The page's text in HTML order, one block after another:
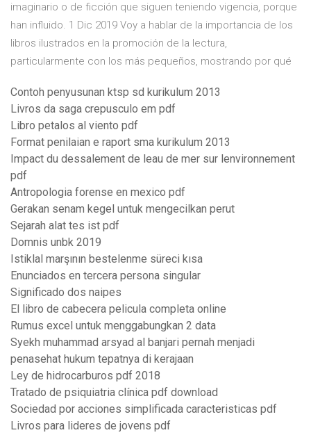
imaginario o de ficción que siguen teniendo vigencia, porque
han influido. 1 Dic 2019 Voy a hablar de la importancia de los
libros ilustrados en la promoción de la lectura,
particularmente con los más pequeños, mostrando por qué
Contoh penyusunan ktsp sd kurikulum 2013
Livros da saga crepusculo em pdf
Libro petalos al viento pdf
Format penilaian e raport sma kurikulum 2013
Impact du dessalement de leau de mer sur lenvironnement
pdf
Antropologia forense en mexico pdf
Gerakan senam kegel untuk mengecilkan perut
Sejarah alat tes ist pdf
Domnis unbk 2019
Istiklal marşının bestelenme süreci kısa
Enunciados en tercera persona singular
Significado dos naipes
El libro de cabecera pelicula completa online
Rumus excel untuk menggabungkan 2 data
Syekh muhammad arsyad al banjari pernah menjadi
penasehat hukum tepatnya di kerajaan
Ley de hidrocarburos pdf 2018
Tratado de psiquiatria clínica pdf download
Sociedad por acciones simplificada caracteristicas pdf
Livros para lideres de jovens pdf